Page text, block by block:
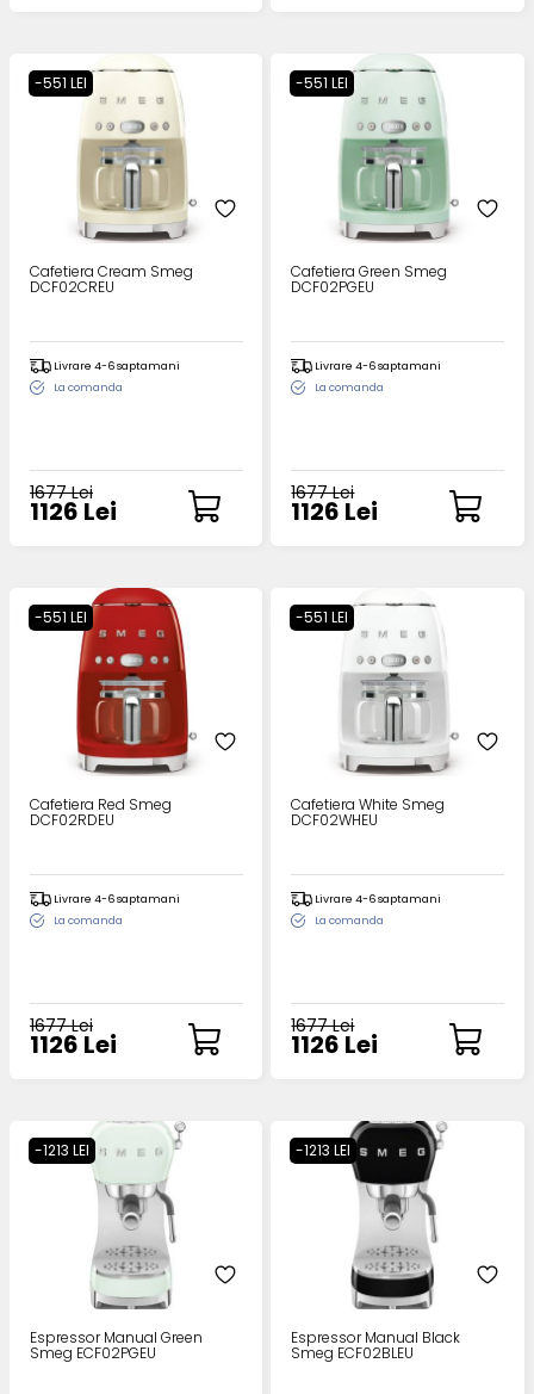
-551 LEI
Cafetiera Cream Smeg
DCF02CREU
Livrare 4-6 saptamani
La comanda
1677 Lei
1126 Lei
-551 LEI
Cafetiera Green Smeg
DCF02PGEU
Livrare 4-6 saptamani
La comanda
1677 Lei
1126 Lei
-551 LEI
Cafetiera Red Smeg
DCF02RDEU
Livrare 4-6 saptamani
La comanda
1677 Lei
1126 Lei
-551 LEI
Cafetiera White Smeg
DCF02WHEU
Livrare 4-6 saptamani
La comanda
1677 Lei
1126 Lei
-1213 LEI
Espressor Manual Green
Smeg ECF02PGEU
-1213 LEI
Espressor Manual Black
Smeg ECF02BLEU